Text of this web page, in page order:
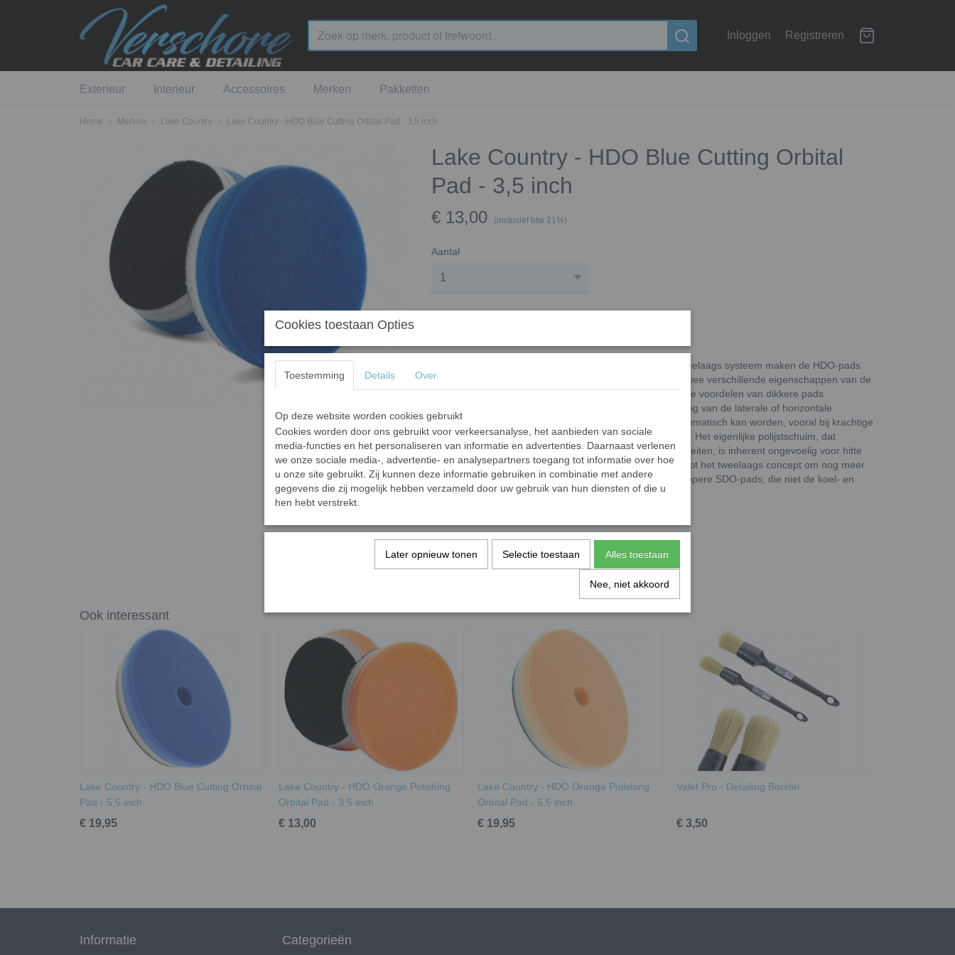
Inloggen Registreren
Exterieur Interieur Accessoires Merken Pakketten
Home › Merken › Lake Country › Lake Country - HDO Blue Cutting Orbital Pad - 3,5 inch
Lake Country - HDO Blue Cutting Orbital
Pad - 3,5 inch
€ 13,00 (inclusief btw 21%)
Aantal
Het zeer hoogwaardige schuim in combinatie met een tweelaags systeem maken de HDO-pads
van Lake Country Manufacturing speciale pads. Met de twee verschillende eigenschappen van de
gebruikte schuimen worden de voordelen van dunne en de voordelen van dikkere pads
gecombineerd. De lichtgrijze laag leidt tot een vermindering van de laterale of horizontale
beweging en daarmee de wrijvingswarmte, die snel problematisch kan worden, vooral bij krachtige
excentrische en gedwongen excentrische polijstmachines. Het eigenlijke polijstschuim, dat
kleurgecodeerd is in verschillende hardheden en abrasiviteiten, is inherent ongevoelig voor hitte
en de resulterende materiaalmoeheid. Desalniettemin helpt het tweelaags concept om nog meer
constante polijstresultaten te bereiken dan met de goedkopere SDO-pads, die niet de koel- en
torsievrije laag hebben.
Prijs per stuk
Ook interessant
Lake Country - HDO Blue Cutting Orbital
Pad - 5,5 inch
€ 19,95
Lake Country - HDO Orange Polishing
Orbital Pad - 3,5 inch
€ 13,00
Lake Country - HDO Orange Polishing
Orbital Pad - 5,5 inch
€ 19,95
Valet Pro - Detailing Borstel
€ 3,50
Informatie Categorieën
Cookies toestaan Opties
Toestemming Details Over
Op deze website worden cookies gebruikt
Cookies worden door ons gebruikt voor verkeersanalyse, het aanbieden van sociale
media-functies en het personaliseren van informatie en advertenties. Daarnaast verlenen
we onze sociale media-, advertentie- en analysepartners toegang tot informatie over hoe
u onze site gebruikt. Zij kunnen deze informatie gebruiken in combinatie met andere
gegevens die zij mogelijk hebben verzameld door uw gebruik van hun diensten of die u
hen hebt verstrekt.
Later opnieuw tonen Selectie toestaan Alles toestaan
Nee, niet akkoord